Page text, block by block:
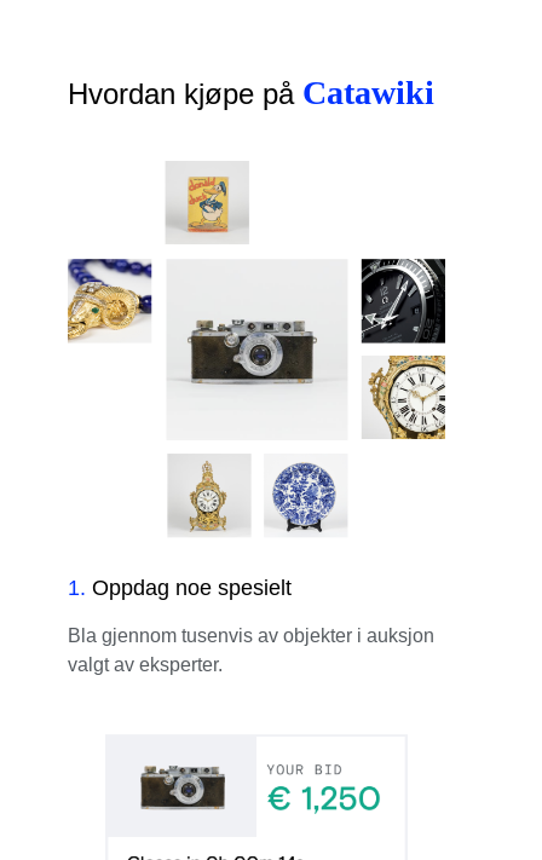
Hvordan kjøpe på Catawiki
1. Oppdag noe spesielt
Bla gjennom tusenvis av objekter i auksjon
valgt av eksperter.